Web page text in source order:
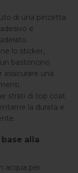
di una pinzetta
e
lo sticker,
bastoncino
assicurare una
strati di top coat
la durata e
alla
acqua per